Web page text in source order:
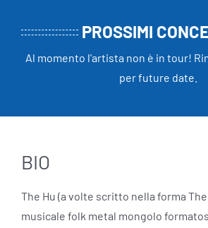
PROSSIMI
Al momento l'artista non è in tour!
per future date.
BIO
The Hu (a volte scritto nella forma
musicale folk metal mongolo